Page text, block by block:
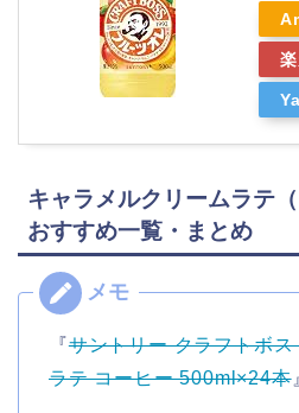
キャラメルクリームラテ
おすすめ一覧・まとめ
『サントリー クラフトボ
ラテ コーヒー 500ml×24本